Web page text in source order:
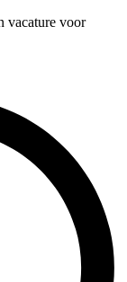
vacature voor